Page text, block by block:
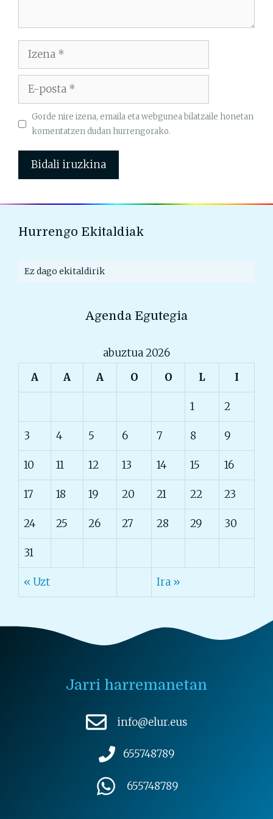
Izena
E-
posta
Gorde nire izena, emaila eta webgunea bilatzaile honetan
komentatzen dudan hurrengorako.
Hurrengo Ekitaldiak
Ez dago ekitaldirik
Agenda Egutegia
abuztua 2026
A
A A O O L I
1 2
3 4 5 6 7 8 9
10 11 12 13 14 15 16
17 18 19 20 21 22 23
24 25 26 27 28 29 30
31
« Uzt Ira »
Jarri harremanetan
info@elur.eus
655748789
655748789